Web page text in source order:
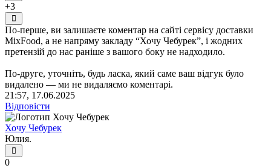
+3
По-перше, ви залишаєте коментар на сайті сервісу доставки
MixFood, а не напряму закладу “Хочу Чебурек”, і жодних
претензій до нас раніше з вашого боку не надходило.
По-друге, уточніть, будь ласка, який саме ваш відгук було
видалено — ми не видаляємо коментарі.
21:57, 17.06.2025
Відповісти
Хочу Чебурек
Юлия.
0